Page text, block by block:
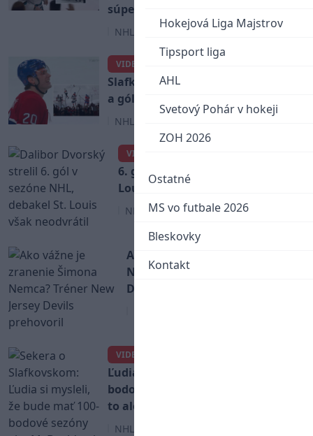
Hokejová Liga Majstrov
Tipsport liga
AHL
Svetový Pohár v hokeji
ZOH 2026
Ostatné
MS vo futbale 2026
Bleskovky
Kontakt
súpera
NHL
VIDEO
Slafkovský: Futbalová asistencia
a gól so zlomenou hokejkou
NHL
VIDEO
6. gól v sezóne NHL, debakel St.
Louis však neodvrátil
NHL
Ako vážne je zranenie Šimona
Nemca? Tréner New Jersey
Devils prehovoril
VIDEO
Ľudia si mysleli, že bude mať 100-
bodové sezóny ako McDavid, tak
to ale nefunguje!
NHL